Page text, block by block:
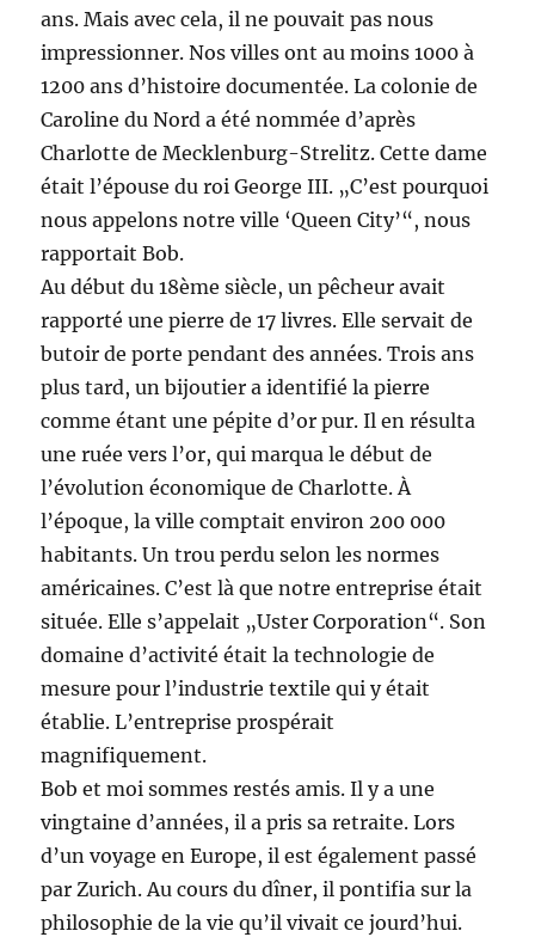
ans. Mais avec cela, il ne pouvait pas nous
impressionner. Nos villes ont au moins 1000 à
1200 ans d’histoire documentée. La colonie de
Caroline du Nord a été nommée d’après
Charlotte de Mecklenburg-Strelitz. Cette dame
était l’épouse du roi George III. „C’est pourquoi
nous appelons notre ville ‘Queen City’“, nous
rapportait Bob.
Au début du 18ème siècle, un pêcheur avait
rapporté une pierre de 17 livres. Elle servait de
butoir de porte pendant des années. Trois ans
plus tard, un bijoutier a identifié la pierre
comme étant une pépite d’or pur. Il en résulta
une ruée vers l’or, qui marqua le début de
l’évolution économique de Charlotte. À
l’époque, la ville comptait environ 200 000
habitants. Un trou perdu selon les normes
américaines. C’est là que notre entreprise était
située. Elle s’appelait „Uster Corporation“. Son
domaine d’activité était la technologie de
mesure pour l’industrie textile qui y était
établie. L’entreprise prospérait
magnifiquement.
Bob et moi sommes restés amis. Il y a une
vingtaine d’années, il a pris sa retraite. Lors
d’un voyage en Europe, il est également passé
par Zurich. Au cours du dîner, il pontifia sur la
philosophie de la vie qu’il vivait ce jourd’hui.